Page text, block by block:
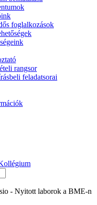
foglalkozások
rangsor
feladatsorai
- Nyitott laborok a BME-n